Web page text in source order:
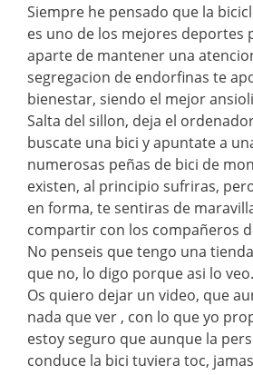
Siempre he pensado que la
es uno de los mejores deportes
aparte de mantener una
segregacion de endorfinas te
bienestar, siendo el mejor
Salta del sillon, deja el
buscate una bici y apuntate a
numerosas peñas de bici de
existen, al principio sufriras,
en forma, te sentiras de
compartir con los compañeros
No penseis que tengo una
que no, lo digo porque asi lo veo.
Os quiero dejar un video, que
nada que ver , con lo que yo
estoy seguro que aunque la
conduce la bici tuviera toc,